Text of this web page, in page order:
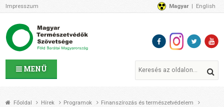
MENÜ
Impresszum Magyar English
Az MTVSZ-ről
Programok
MTVSZ ügyek és események
Tagszervezetek
Támogatóink
Főoldal Hírek Programok Finanszírozás és természetvédelem